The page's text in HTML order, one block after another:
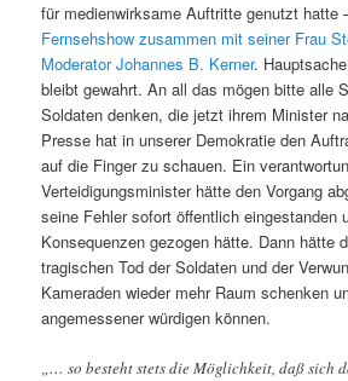
für medienwirksame Auftritte genutzt hatte
Fernsehshow zusammen mit seiner Frau
Moderator Johannes B. Kerner.
bleibt gewahrt. An all das mögen bitte alle
Soldaten denken, die jetzt ihrem Minister
Presse hat in unserer Demokratie den
auf die Finger zu schauen. Ein
Verteidigungsminister hätte den Vorgang
seine Fehler sofort öffentlich eingestanden
Konsequenzen gezogen hätte. Dann hätte
tragischen Tod der Soldaten und der
Kameraden wieder mehr Raum schenken
angemessener würdigen können.
„… so besteht stets die Möglichkeit, daß sich